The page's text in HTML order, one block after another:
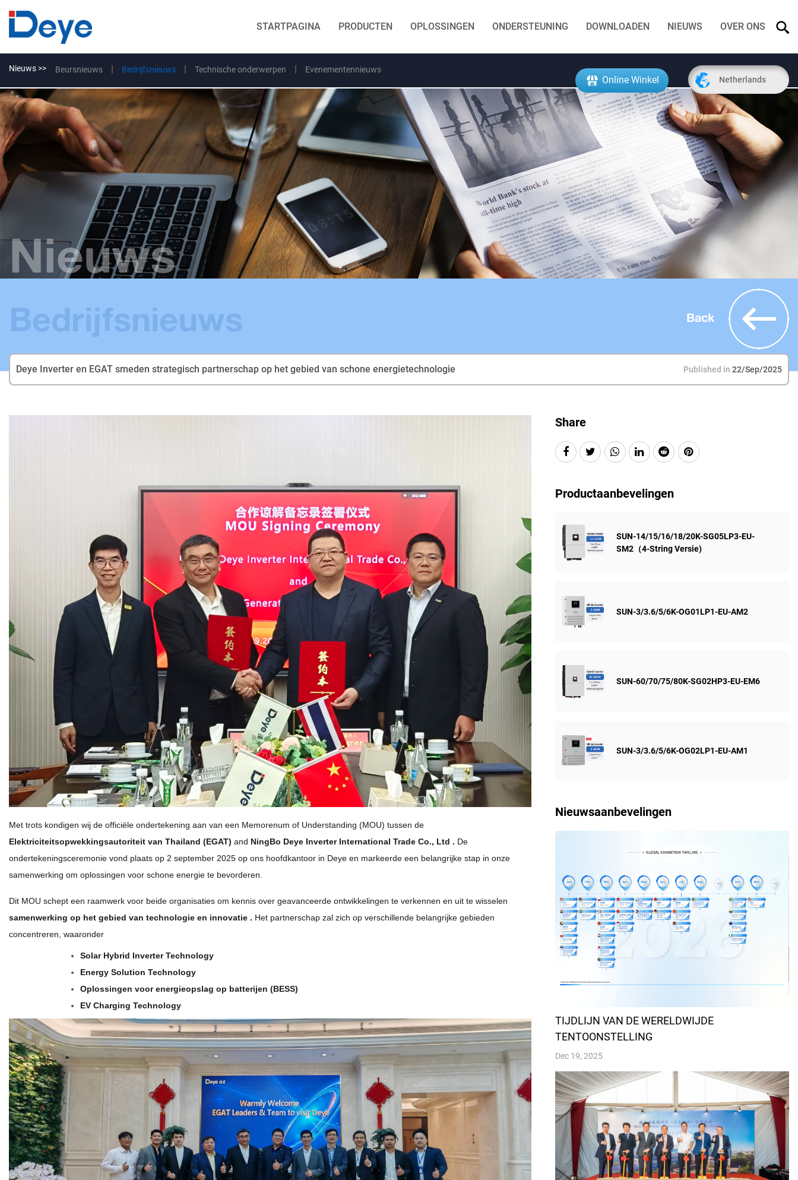
STARTPAGINA PRODUCTEN OPLOSSINGEN ONDERSTEUNING DOWNLOADEN NIEUWS OVER ONS
Online Winkel Netherlands
Nieuws >> Beursnieuws Bedrijfsnieuws Technische onderwerpen Evenementennieuws
Nieuws
Bedrijfsnieuws Back
Deye Inverter en EGAT smeden strategisch partnerschap op het gebied van schone energietechnologie Published in 22/Sep/2025
Met trots kondigen wij de officiële ondertekening aan van een Memorenum of Understanding (MOU) tussen de
Elektriciteitsopwekkingsautoriteit van Thailand (EGAT) and NingBo Deye Inverter International Trade Co., Ltd . De
ondertekeningsceremonie vond plaats op 2 september 2025 op ons hoofdkantoor in Deye en markeerde een belangrijke stap in onze
samenwerking om oplossingen voor schone energie te bevorderen.
Dit MOU schept een raamwerk voor beide organisaties om kennis over geavanceerde ontwikkelingen te verkennen en uit te wisselen
samenwerking op het gebied van technologie en innovatie . Het partnerschap zal zich op verschillende belangrijke gebieden
concentreren, waaronder
Solar Hybrid Inverter Technology
Energy Solution Technology
Oplossingen voor energieopslag op batterijen (BESS)
EV Charging Technology
Share
Productaanbevelingen
SUN-14/15/16/18/20K-SG05LP3-EU-
SM2（4-String Versie)
SUN-3/3.6/5/6K-OG01LP1-EU-AM2
SUN-60/70/75/80K-SG02HP3-EU-EM6
SUN-3/3.6/5/6K-OG02LP1-EU-AM1
Nieuwsaanbevelingen
TIJDLIJN VAN DE WERELDWIJDE
TENTOONSTELLING
Dec 19, 2025